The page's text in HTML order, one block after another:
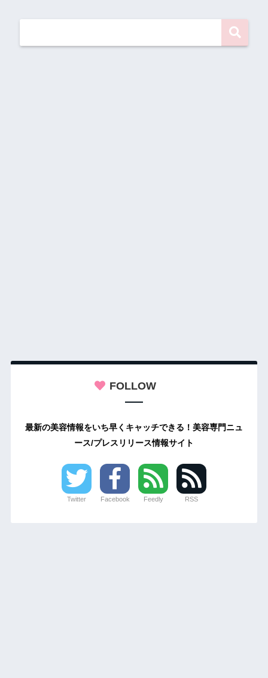
FOLLOW
最新の美容情報をいち早くキャッチできる！美容専門ニュ
ース/プレスリリース情報サイト
Twitter Facebook Feedly RSS